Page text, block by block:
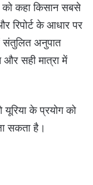
को कहा किसान सबसे
रिपोर्ट के आधार पर
संतुलित अनुपात
सही मात्रा में
के प्रयोग को
सकता है।